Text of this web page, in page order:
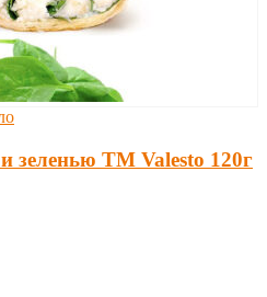
зеленью TM Valesto 120г